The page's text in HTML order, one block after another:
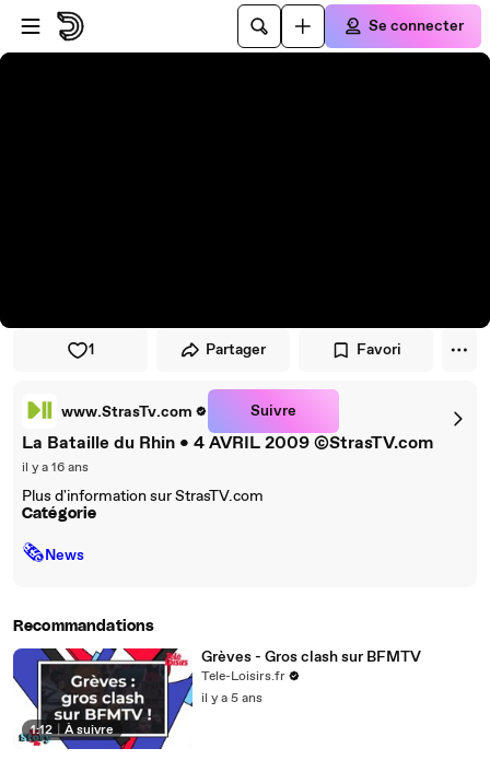
Passer au player
Passer au contenu principal
Se connecter
1 Partager Favori
www.StrasTv.com Suivre
La Bataille du Rhin • 4 AVRIL 2009 ©StrasTV.com
il y a 16 ans
Plus d'information sur StrasTV.com
Catégorie
🗞News
Recommandations
1:12 | À suivre
Grèves - Gros clash sur BFMTV
Tele-Loisirs.fr
il y a 5 ans